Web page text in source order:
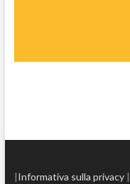
|Informativa sulla privacy|